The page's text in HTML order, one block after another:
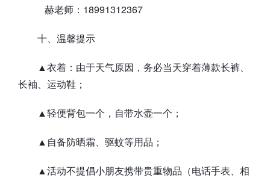
赫老师：18991312367
十、温馨提示
▲衣着：由于天气原因，务必当天穿着薄款长裤、
长袖、运动鞋；
▲轻便背包一个，自带水壶一个；
▲自备防晒霜、驱蚊等用品；
▲活动不提倡小朋友携带贵重物品（电话手表、相